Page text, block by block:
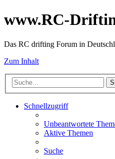
www.RC-
Das RC drifting Forum in
Zum Inhalt
Schnellzugriff
Unbeantwortete
Aktive Themen
Suche